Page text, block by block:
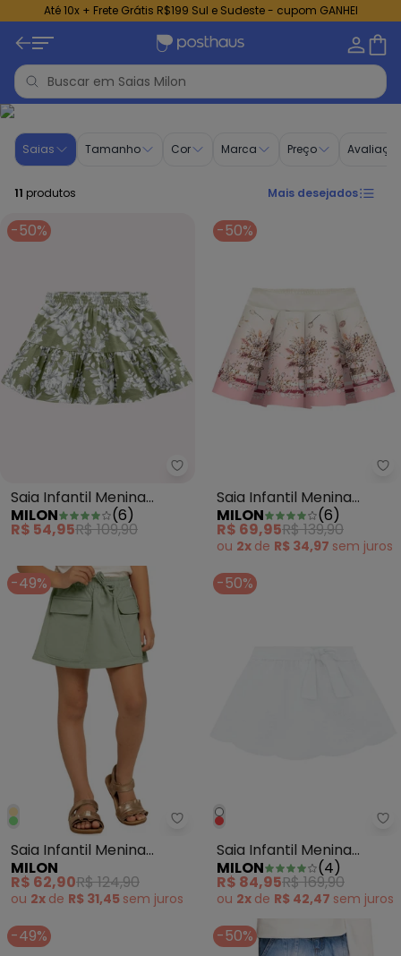
Até 10x + Frete Grátis R$199 Sul e Sudeste - cupom GANHEI
Saia infantil menina Milon | Compre no Posthaus
Saias Tamanho Cor Marca Preço
11 produtos Mais desejados
-50%
Saia Infantil Menina Flores
Saia Infantil Menina
Flores Milon (Verde)
MILON (6)
R$ 54,95R$ 109,90
-50%
Saia Infantil Menina
Flores Off White
MILON (6)
R$ 69,95R$ 139,90
ou 2x de R$ 34,97 sem juros
-49%
Milon - Saia Infantil Menina
Saia Infantil Menina
Básica Verde
MILON
R$ 62,90R$ 124,90
ou 2x de R$ 31,45 sem juros
-50%
Saia Infantil Menina
Bordado Branco
MILON (4)
R$ 84,95R$ 169,90
ou 2x de R$ 42,47 sem juros
-49% -50%